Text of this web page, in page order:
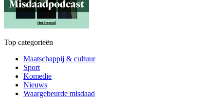
Top categorieën
Maatschappij & cultuur
Sport
Komedie
Nieuws
Waargebeurde misdaad